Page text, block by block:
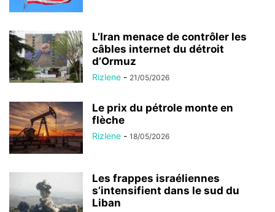
L’Iran menace de contrôler les
câbles internet du détroit
d’Ormuz
Rizlene - 21/05/2026
Le prix du pétrole monte en
flèche
Rizlene - 18/05/2026
Les frappes israéliennes
s’intensifient dans le sud du
Liban